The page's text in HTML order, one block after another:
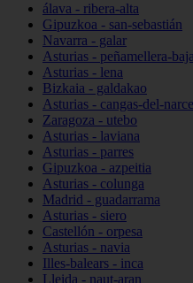
álava - ribera-alta
Gipuzkoa - san-sebastián
Navarra - galar
Asturias - peñamellera-baja
Asturias - lena
Bizkaia - galdakao
Asturias - cangas-del-
Zaragoza - utebo
Asturias - laviana
Asturias - parres
Gipuzkoa - azpeitia
Asturias - colunga
Madrid - guadarrama
Asturias - siero
Castellón - orpesa
Asturias - navia
Illes-balears - inca
Lleida - naut-aran